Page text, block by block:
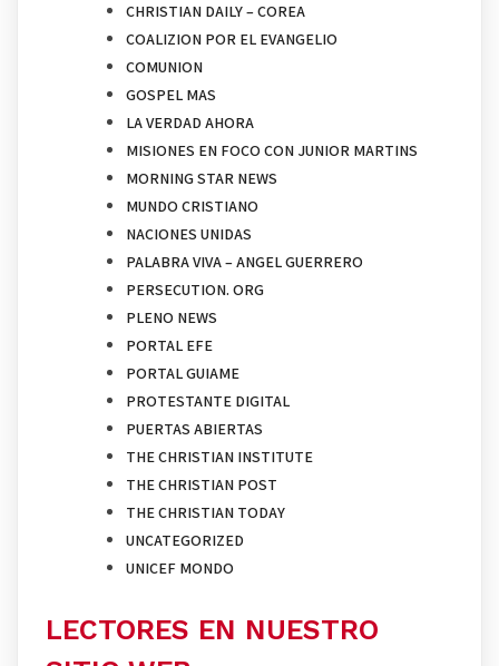
CHRISTIAN DAILY – COREA
COALIZION POR EL EVANGELIO
COMUNION
GOSPEL MAS
LA VERDAD AHORA
MISIONES EN FOCO CON JUNIOR MARTINS
MORNING STAR NEWS
MUNDO CRISTIANO
NACIONES UNIDAS
PALABRA VIVA – ANGEL GUERRERO
PERSECUTION. ORG
PLENO NEWS
PORTAL EFE
PORTAL GUIAME
PROTESTANTE DIGITAL
PUERTAS ABIERTAS
THE CHRISTIAN INSTITUTE
THE CHRISTIAN POST
THE CHRISTIAN TODAY
UNCATEGORIZED
UNICEF MONDO
LECTORES EN NUESTRO